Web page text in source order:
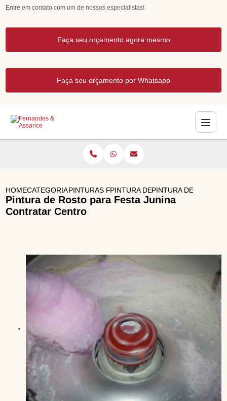
Entre em contato com um de nossos especialistas!
Faça seu orçamento agora mesmo
Faça seu orçamento por Whatsapp
HOMECATEGORIASPINTURAS FACIAIS PARA FESTAS
PINTURA DE ROSTO FESTA
PINTURA DE ROSTO
Pintura de Rosto para Festa Junina
Contratar Centro